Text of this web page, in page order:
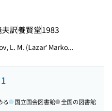
訳養賢堂1983
L. M. (Lazarʹ Marko...
る 国立国会図書館 全国の図書館